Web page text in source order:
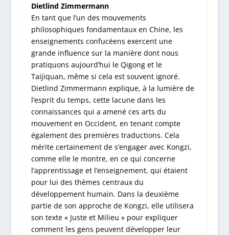
Dietlind Zimmermann
En tant que l’un des mouvements
philosophiques fondamentaux en Chine, les
enseignements confucéens exercent une
grande influence sur la manière dont nous
pratiquons aujourd’hui le Qigong et le
Taijiquan, même si cela est souvent ignoré.
Dietlind Zimmermann explique, à la lumière de
l’esprit du temps, cette lacune dans les
connaissances qui a amené ces arts du
mouvement en Occident, en tenant compte
également des premières traductions. Cela
mérite certainement de s’engager avec Kongzi,
comme elle le montre, en ce qui concerne
l’apprentissage et l’enseignement, qui étaient
pour lui des thèmes centraux du
développement humain. Dans la deuxième
partie de son approche de Kongzi, elle utilisera
son texte « Juste et Milieu » pour expliquer
comment les gens peuvent développer leur